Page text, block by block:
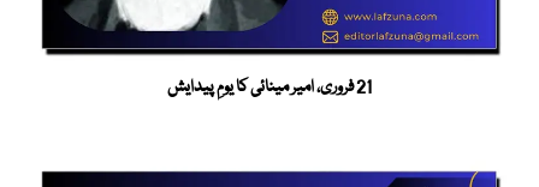
21 فروری، امیر مینائی کا یومِ پیدایش